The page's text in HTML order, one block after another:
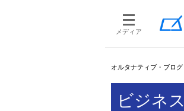
メディア
オルタナティブ・ブログ
ビジネ